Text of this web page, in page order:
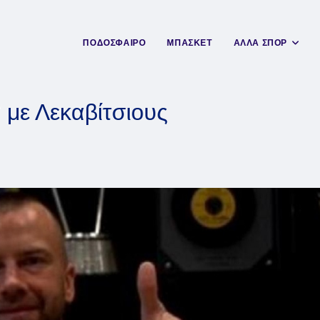
ΠΟΔΟΣΦΑΙΡΟ ΜΠΑΣΚΕΤ ΑΛΛΑ ΣΠΟΡ
Λεκαβίτσιους